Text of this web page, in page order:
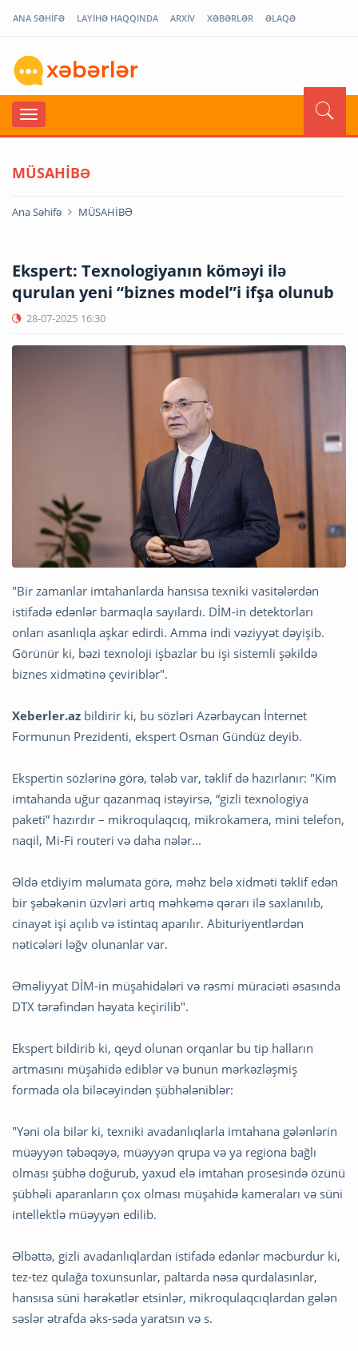
ANA SƏHİFƏ LAYİHƏ HAQQINDA ARXİV XƏBƏRLƏR ƏLAQƏ
MÜSAHİBƏ
Ana Səhifə MÜSAHİBƏ
Ekspert: Texnologiyanın köməyi ilə
qurulan yeni “biznes model”i ifşa olunub
28-07-2025 16:30
"Bir zamanlar imtahanlarda hansısa texniki vasitələrdən
istifadə edənlər barmaqla sayılardı. DİM-in detektorları
onları asanlıqla aşkar edirdi. Amma indi vəziyyət dəyişib.
Görünür ki, bəzi texnoloji işbazlar bu işi sistemli şəkildə
biznes xidmətinə çeviriblər".
Xeberler.az bildirir ki, bu sözləri Azərbaycan İnternet
Formunun Prezidenti, ekspert Osman Gündüz deyib.
Ekspertin sözlərinə görə, tələb var, təklif də hazırlanır: "Kim
imtahanda uğur qazanmaq istəyirsə, “gizli texnologiya
paketi” hazırdır – mikroqulaqcıq, mikrokamera, mini telefon,
naqil, Mi-Fi routeri və daha nələr...
Əldə etdiyim məlumata görə, məhz belə xidməti təklif edən
bir şəbəkənin üzvləri artıq məhkəmə qərarı ilə saxlanılıb,
cinayət işi açılıb və istintaq aparılır. Abituriyentlərdən
nəticələri ləğv olunanlar var.
Əməliyyat DİM-in müşahidələri və rəsmi müraciəti əsasında
DTX tərəfindən həyata keçirilib".
Ekspert bildirib ki, qeyd olunan orqanlar bu tip halların
artmasını müşahidə ediblər və bunun mərkəzləşmiş
formada ola biləcəyindən şübhələniblər:
"Yəni ola bilər ki, texniki avadanlıqlarla imtahana gələnlərin
müəyyən təbəqəyə, müəyyən qrupa və ya regiona bağlı
olması şübhə doğurub, yaxud elə imtahan prosesində özünü
şübhəli aparanların çox olması müşahidə kameraları və süni
intellektlə müəyyən edilib.
Əlbəttə, gizli avadanlıqlardan istifadə edənlər məcburdur ki,
tez-tez qulağa toxunsunlar, paltarda nəsə qurdalasınlar,
hansısa süni hərəkətlər etsinlər, mikroqulaqcıqlardan gələn
səslər ətrafda əks-səda yaratsın və s.